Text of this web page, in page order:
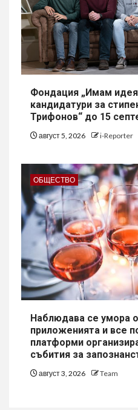
Фондация „Имам
кандидатури за
Трифонов“ до 15
август 5, 2026 i-Reporter
ОБЩЕСТВО
Наблюдава се умора
приложенията и все
платформи
събития за
август 3, 2026 Team